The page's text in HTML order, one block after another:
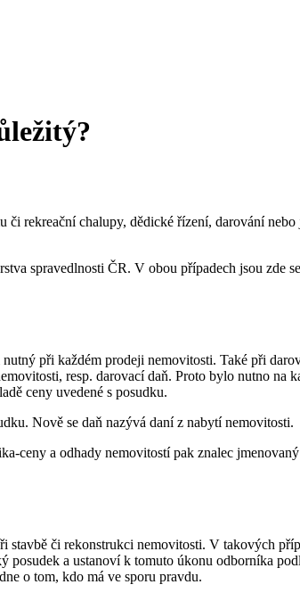
rekreační chalupy, dědické řízení, darování
spravedlnosti ČR. V obou případech jsou zde
při každém prodeji nemovitosti. Také při
resp. darovací daň. Proto bylo nutno na
ceny uvedené s posudku.
Nově se daň nazývá daní z nabytí nemovitosti.
ceny a odhady nemovitostí pak znalec
či rekonstrukci nemovitosti. V takových
a ustanoví k tomuto úkonu odborníka
o tom, kdo má ve sporu pravdu.